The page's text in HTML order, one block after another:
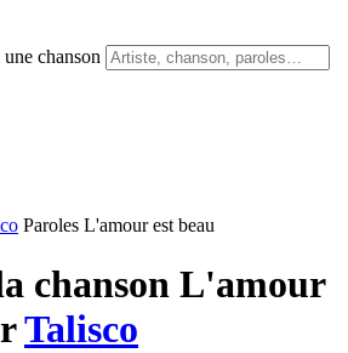
chanson
Paroles L'amour est beau
chanson L'amour
Talisco